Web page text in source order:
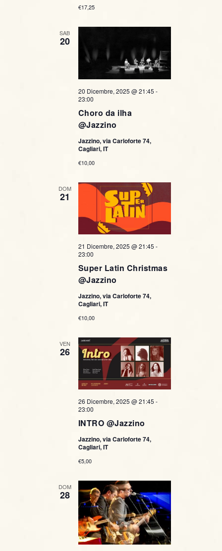
a
i
g
z
n
e
€17,25
SAB
20
Choro da ilha
@Jazzino
20 Dicembre, 2025 @ 21:45 -
23:00
Jazzino, via Carloforte 74,
Cagliari, IT
€10,00
DOM
21
Super Latin Christmas
@Jazzino
21 Dicembre, 2025 @ 21:45 -
23:00
Jazzino, via Carloforte 74,
Cagliari, IT
€10,00
VEN
26
INTRO @Jazzino
26 Dicembre, 2025 @ 21:45 -
23:00
Jazzino, via Carloforte 74,
Cagliari, IT
€5,00
DOM
28